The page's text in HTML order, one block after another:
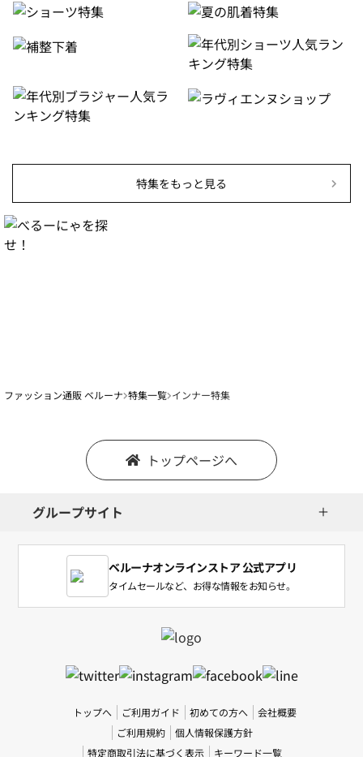
ファッション通販 ベルーナ 特集一覧 インナー特集
特集をもっと見る
トップページへ
グループサイト
ベルーナオンラインストア 公式アプリ
タイムセールなど、お得な情報をお知らせ。
トップへ ご利用ガイド 初めての方へ
会社概要
ご利用規約
個人情報保護方針
特定商取引法に基づく表示
キーワード一覧